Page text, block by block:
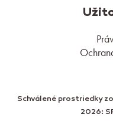
Schválené prostriedky
2026: